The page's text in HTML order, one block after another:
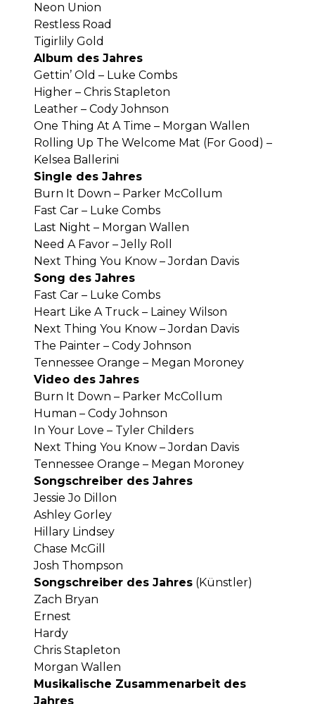
Neon Union
Restless Road
Tigirlily Gold
Album des Jahres
Gettin’ Old – Luke Combs
Higher – Chris Stapleton
Leather – Cody Johnson
One Thing At A Time – Morgan Wallen
Rolling Up The Welcome Mat (For Good) –
Kelsea Ballerini
Single des Jahres
Burn It Down – Parker McCollum
Fast Car – Luke Combs
Last Night – Morgan Wallen
Need A Favor – Jelly Roll
Next Thing You Know – Jordan Davis
Song des Jahres
Fast Car – Luke Combs
Heart Like A Truck – Lainey Wilson
Next Thing You Know – Jordan Davis
The Painter – Cody Johnson
Tennessee Orange – Megan Moroney
Video des Jahres
Burn It Down – Parker McCollum
Human – Cody Johnson
In Your Love – Tyler Childers
Next Thing You Know – Jordan Davis
Tennessee Orange – Megan Moroney
Songschreiber des Jahres
Jessie Jo Dillon
Ashley Gorley
Hillary Lindsey
Chase McGill
Josh Thompson
Songschreiber des Jahres (Künstler)
Zach Bryan
Ernest
Hardy
Chris Stapleton
Morgan Wallen
Musikalische Zusammenarbeit des
Jahres